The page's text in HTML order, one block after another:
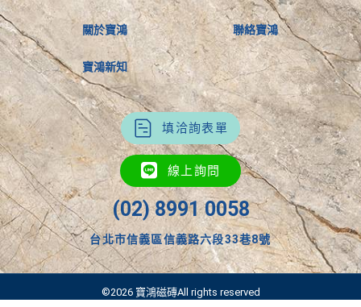
關於寶鴻
寶鴻新知
聯絡寶鴻
填洽詢表單
線上詢問
(02) 8991 0058
台北市信義區信義路六段33巷8號
©2026 寶鴻磁磚All rights reserved